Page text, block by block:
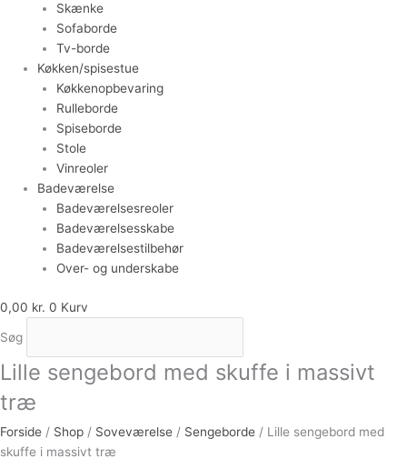
Skænke
Sofaborde
Tv-borde
Køkken/spisestue
Køkkenopbevaring
Rulleborde
Spiseborde
Stole
Vinreoler
Badeværelse
Badeværelsesreoler
Badeværelsesskabe
Badeværelsestilbehør
Over- og underskabe
0,00 kr. 0 Kurv
Søg
Lille sengebord med skuffe i massivt
træ
Forside / Shop / Soveværelse / Sengeborde / Lille sengebord med
skuffe i massivt træ